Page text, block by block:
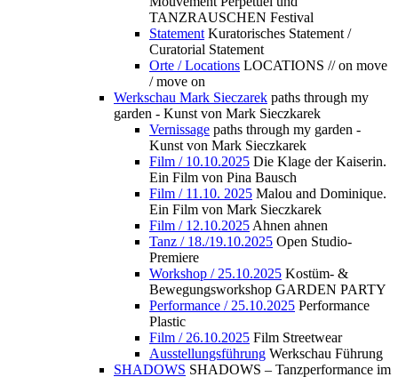
TANZRAUSCHEN Festival
Statement Kuratorisches Statement /
Curatorial Statement
Orte / Locations LOCATIONS // on move
/ move on
Werkschau Mark Sieczarek paths through my
garden - Kunst von Mark Sieczkarek
Vernissage paths through my garden -
Kunst von Mark Sieczkarek
Film / 10.10.2025 Die Klage der Kaiserin.
Ein Film von Pina Bausch
Film / 11.10. 2025 Malou and Dominique.
Ein Film von Mark Sieczkarek
Film / 12.10.2025 Ahnen ahnen
Tanz / 18./19.10.2025 Open Studio-
Premiere
Workshop / 25.10.2025 Kostüm- &
Bewegungsworkshop GARDEN PARTY
Performance / 25.10.2025 Performance
Plastic
Film / 26.10.2025 Film Streetwear
Ausstellungsführung Werkschau Führung
SHADOWS SHADOWS – Tanzperformance im